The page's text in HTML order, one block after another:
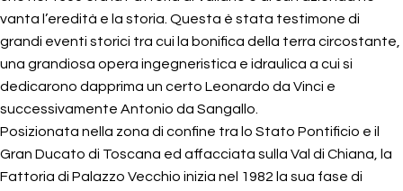
vanta l’eredità e la storia. Questa è stata testimone di
grandi eventi storici tra cui la bonifica della terra circostante,
una grandiosa opera ingegneristica e idraulica a cui si
dedicarono dapprima un certo Leonardo da Vinci e
successivamente Antonio da Sangallo.
Posizionata nella zona di confine tra lo Stato Pontificio e il
Gran Ducato di Toscana ed affacciata sulla Val di Chiana, la
Fattoria di Palazzo Vecchio inizia nel 1982 la sua fase di